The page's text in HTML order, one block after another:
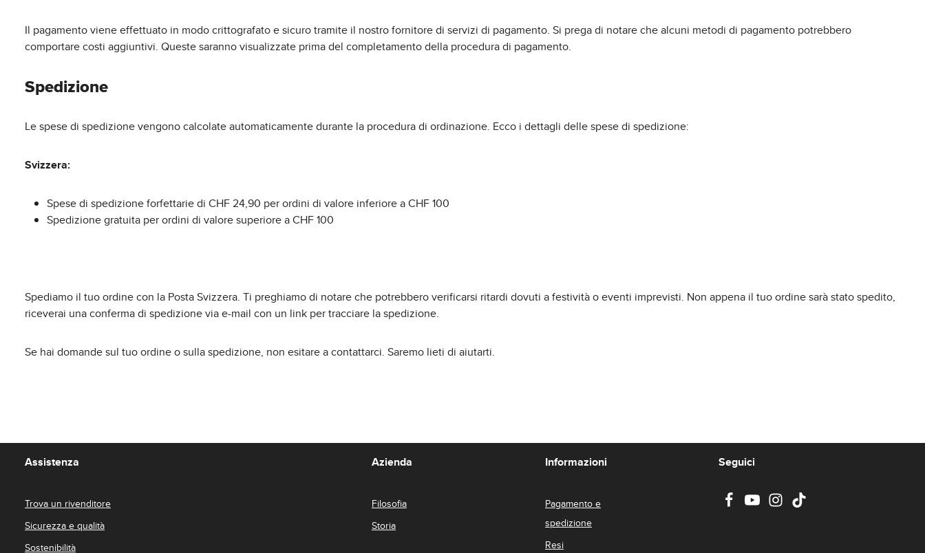
Il pagamento viene effettuato in modo crittografato e sicuro tramite il nostro fornitore di servizi di pagamento. Si prega di notare che alcuni metodi di pagamento potrebbero
comportare costi aggiuntivi. Queste saranno visualizzate prima del completamento della procedura di pagamento.
Spedizione
Le spese di spedizione vengono calcolate automaticamente durante la procedura di ordinazione. Ecco i dettagli delle spese di spedizione:
Svizzera:
Spese di spedizione forfettarie di CHF 24,90 per ordini di valore inferiore a CHF 100
Spedizione gratuita per ordini di valore superiore a CHF 100
Spediamo il tuo ordine con la Posta Svizzera. Ti preghiamo di notare che potrebbero verificarsi ritardi dovuti a festività o eventi imprevisti. Non appena il tuo ordine sarà stato spedito,
riceverai una conferma di spedizione via e-mail con un link per tracciare la spedizione.
Se hai domande sul tuo ordine o sulla spedizione, non esitare a contattarci. Saremo lieti di aiutarti.
Assistenza
Trova un rivenditore
Sicurezza e qualità
Sostenibilità
Azienda
Filosofia
Storia
Informazioni
Pagamento e
spedizione
Resi
Seguici